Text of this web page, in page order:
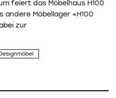
feiert das Möbelhaus H100
andere Möbellager «H100
zur